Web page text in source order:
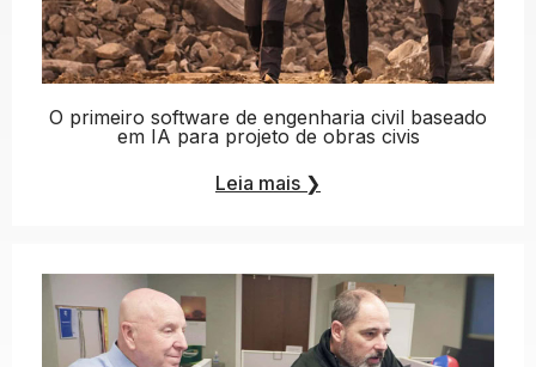
O primeiro software de engenharia civil baseado
em IA para projeto de obras civis
Leia mais ❯